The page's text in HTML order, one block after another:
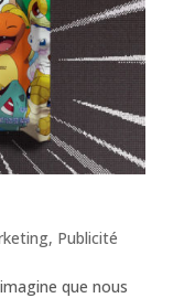
, Publicité
que nous